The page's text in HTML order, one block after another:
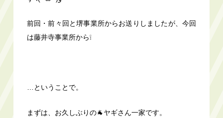
前回・前々回と堺事業所からお送りしましたが、今回
は藤井寺事業所から❕
…ということで。
まずは、お久しぶりの🐐ヤギさん一家です。